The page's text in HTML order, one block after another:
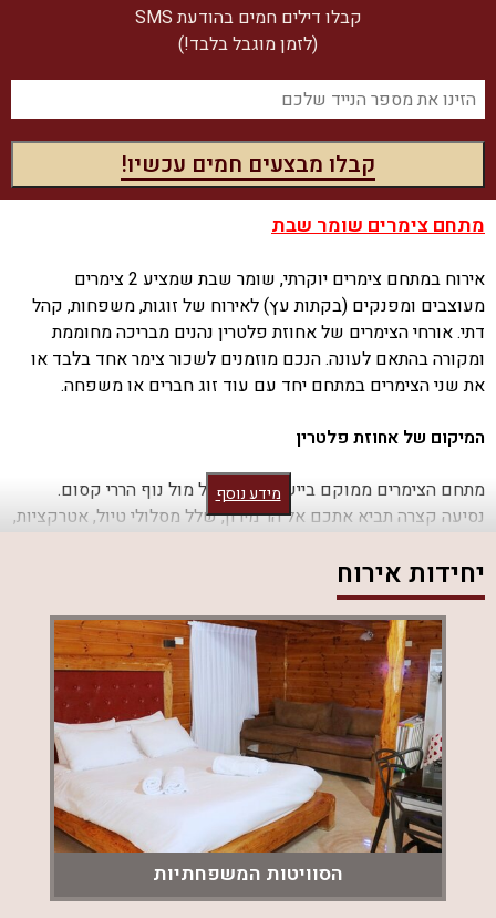
קבלו דילים חמים בהודעת SMS
(לזמן מוגבל בלבד!)
מתחם צימרים שומר שבת
אירוח במתחם צימרים יוקרתי, שומר שבת שמציע 2 צימרים
מעוצבים ומפנקים (בקתות עץ) לאירוח של זוגות, משפחות, קהל
דתי. אורחי הצימרים של אחוזת פלטרין נהנים מבריכה מחוממת
ומקורה בהתאם לעונה. הנכם מוזמנים לשכור צימר אחד בלבד או
את שני הצימרים במתחם יחד עם עוד זוג חברים או משפחה.
המיקום של אחוזת פלטרין
מתחם הצימרים ממוקם ביישוב דלתון אל מול נוף הררי קסום.
נסיעה קצרה תביא אתכם אל הר מירון, שלל מסלולי טיול, אטרקציות,
נסיעה. אוהבים יין? יש באזור יקבים מעולים עם סיורי יין וטעימות.
מה מחכה לכם בצימרים?
כל אחת משתי בקתות העץ מעוצבת ומאובזרת בקפידה בסגנון
רומנטי, מודרני ויוקרתי. השימוש בעץ מלא יוצר אווירה כפרית נינוחה.
בכל אחד מהצימרים מיטה זוגית נוחה, אמבט ספא זוגי, פינת ישיבה,
מסך שטוח, מטבחון להכנת ארוחות קלות ויציאה אל חצר נופש
מטופחת עם בריכה מחוממת ומקורה בעונה, פינות ישיבה, עמדת
מנגל, שולחן פינג פונג, ערסל ונוף גלילי משגע.
מידע נוסף
יחידות אירוח
הסוויטות המשפחתיות